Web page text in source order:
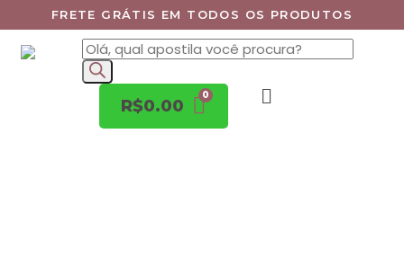
FRETE GRÁTIS EM TODOS OS PRODUTOS
R$0.00